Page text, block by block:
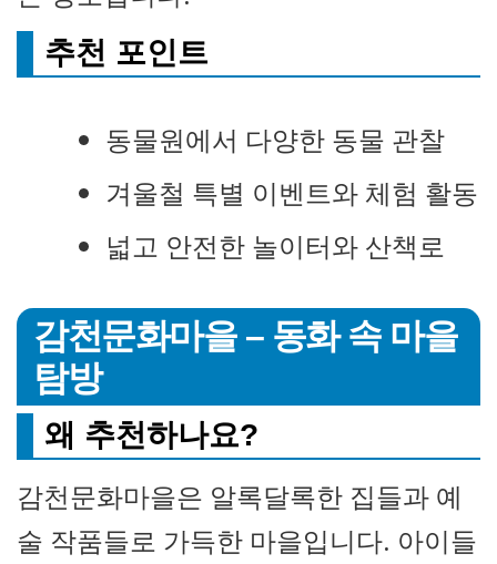
추천 포인트
동물원에서 다양한 동물 관찰
겨울철 특별 이벤트와 체험 활동
넓고 안전한 놀이터와 산책로
감천문화마을 – 동화 속 마을
탐방
왜 추천하나요?
감천문화마을은 알록달록한 집들과 예
술 작품들로 가득한 마을입니다. 아이들